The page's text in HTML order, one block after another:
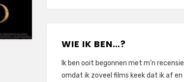
WIE IK BEN…?
Ik ben ooit begonnen met m’n
omdat ik zoveel films keek dat ik af en